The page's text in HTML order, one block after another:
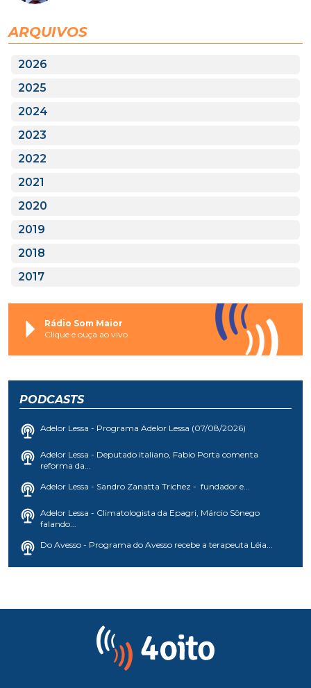
ARQUIVOS
2026
2025
2024
2023
2022
2021
2020
2019
2018
2017
Rádio Som Maior
Clique e ouça ao vivo
PODCASTS
Adelor Lessa - Programa Adelor Lessa (07/08/2026)
Adelor Lessa - Deputado italiano, Fabio Porta comenta
reforma da...
Adelor Lessa - Sandro Zanatta Trichez - fundador e...
Adelor Lessa - Climatologista da Epagri, Márcio Sônego
falando...
Do Avesso - Programa do Avesso recebe a terapeuta Léia...